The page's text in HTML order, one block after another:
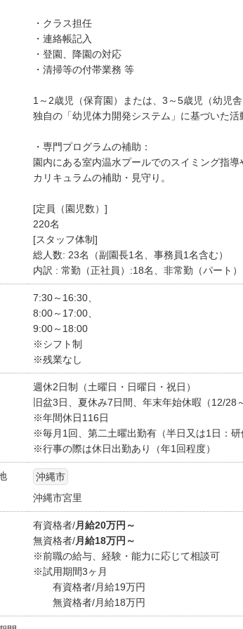
・クラス担任
・連絡帳記入
・登園、降園の対応
・清掃等の付帯業務 等
1～2歳児（保育園）または、3～5歳児（幼児
独自の「幼児体力開発システム」に基づいた活
・専門プログラムの補助：
園内にある室内温水プールでのスイミング指
カリキュラムの補助・見守り。
[定員（園児数）]
220名
[スタッフ体制]
総人数: 23名（副園長1名、事務員1名含む）
内訳 : 常勤（正社員）:18名、非常勤（パート
7:30～16:30、
8:00～17:00、
9:00～18:00
※シフト制
※残業なし
週休2日制（土曜日・日曜日・祝日）
旧盆3日、夏休み7日間、年末年始休暇（12/28
※年間休日116日
※毎月1回、第二土曜出勤有（半日又は1日：研
※行事の際は休日出勤あり（年1回程度）
沖縄市
沖縄市宮里
有資格者/月給20万円～
無資格者/月給18万円～
※前職の給与、経験・能力に応じて相談可
※試用期間3ヶ月
有資格者/月給19万円
無資格者/月給18万円